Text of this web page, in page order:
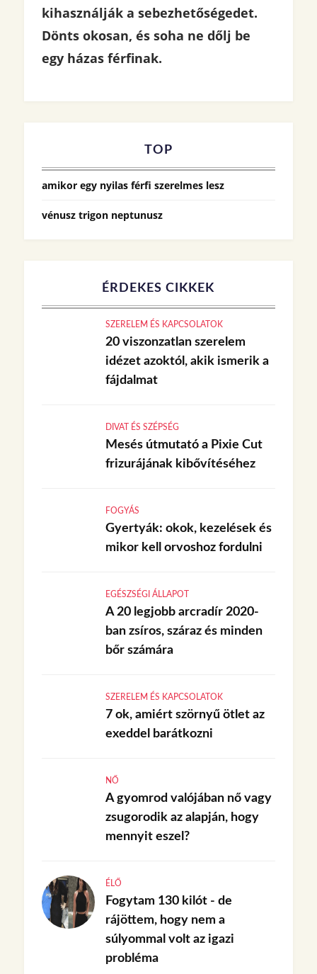
kihasználják a sebezhetőségedet.
Dönts okosan, és soha ne dőlj be
egy házas férfinak.
TOP
amikor egy nyilas férfi szerelmes lesz
vénusz trigon neptunusz
ÉRDEKES CIKKEK
SZERELEM ÉS KAPCSOLATOK
20 viszonzatlan szerelem
idézet azoktól, akik ismerik a
fájdalmat
DIVAT ÉS SZÉPSÉG
Mesés útmutató a Pixie Cut
frizurájának kibővítéséhez
FOGYÁS
Gyertyák: okok, kezelések és
mikor kell orvoshoz fordulni
EGÉSZSÉGI ÁLLAPOT
A 20 legjobb arcradír 2020-
ban zsíros, száraz és minden
bőr számára
SZERELEM ÉS KAPCSOLATOK
7 ok, amiért szörnyű ötlet az
exeddel barátkozni
NŐ
A gyomrod valójában nő vagy
zsugorodik az alapján, hogy
mennyit eszel?
ÉLŐ
Fogytam 130 kilót - de
rájöttem, hogy nem a
súlyommal volt az igazi
probléma